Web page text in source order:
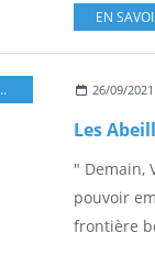
EN
26/09/2021
Les
" Demain,
pouvoir
frontière